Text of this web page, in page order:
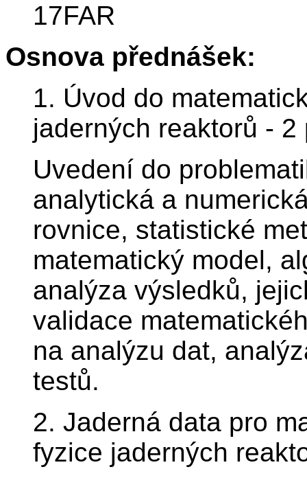
17FAR
Osnova přednášek:
1. Úvod do
jaderných reaktorů - 2
Uvedení do
analytická a
rovnice, statistické
matematický model,
analýza výsledků,
validace
na analýzu dat,
testů.
2. Jaderná data pro
fyzice jaderných